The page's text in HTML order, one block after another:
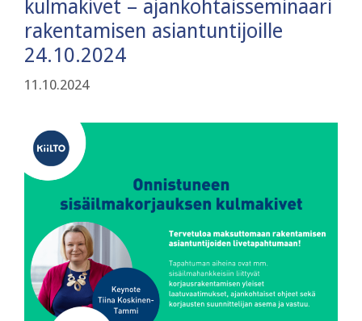
kulmakivet – ajankohtaisseminaari
rakentamisen asiantuntijoille
24.10.2024
11.10.2024